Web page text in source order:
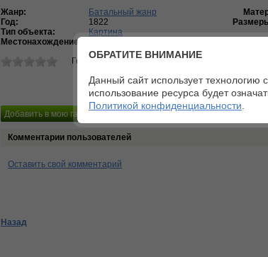
Жанр:
Батальный жанр
Год:
1822
Тип объекта:
Картина
Местонахождение:
Голосов:0 Средний балл:0
Комментарии пользователей
Оставить свой комментарий
Назад
ОБРАТИТЕ ВНИМАНИЕ
Данный сайт использует
использование ресурса будет
Политикой конфиденциальности